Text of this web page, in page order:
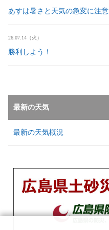
あすは暑さと天気の急変に注意
26.07.14（火）
勝利しよう！
最新の天気
最新の天気概況